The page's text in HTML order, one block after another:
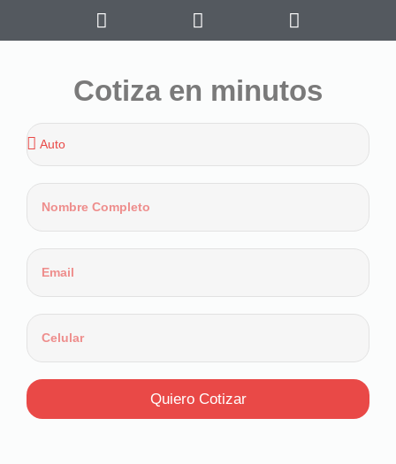
Cotiza en minutos
Quiero Cotizar